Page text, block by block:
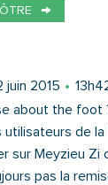
Message
juin 2015
about the foot
utilisateurs de la
sur Meyzieu Zi
pas la